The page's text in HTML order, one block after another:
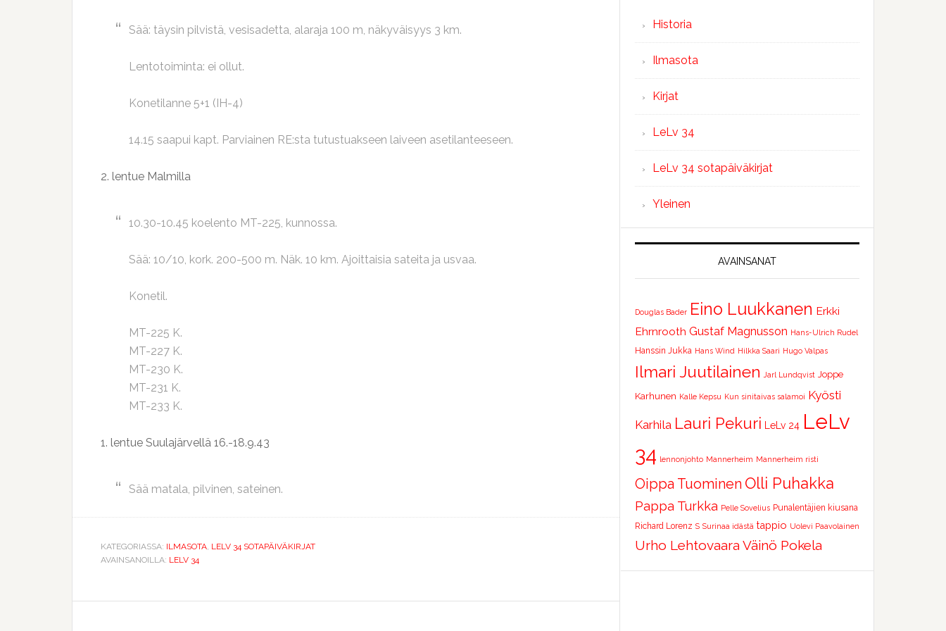
Sää: täysin pilvistä, vesisadetta, alaraja 100 m, näkyväisyys 3 km.
Lentotoiminta: ei ollut.
Konetilanne 5+1 (IH-4)
14.15 saapui kapt. Parviainen RE:sta tutustuakseen laiveen asetilanteeseen.
2. lentue Malmilla
10.30-10.45 koelento MT-225, kunnossa.
Sää: 10/10, kork. 200-500 m. Näk. 10 km. Ajoittaisia sateita ja usvaa.
Konetil.
MT-225 K.
MT-227 K.
MT-230 K.
MT-231 K.
MT-233 K.
1. lentue Suulajärvellä 16.-18.9.43
Sää matala, pilvinen, sateinen.
KATEGORIASSA: ILMASOTA, LELV 34 SOTAPÄIVÄKIRJAT
AVAINSANOILLA: LELV 34
Historia
Ilmasota
Kirjat
LeLv 34
LeLv 34 sotapäiväkirjat
Yleinen
AVAINSANAT
Douglas Bader Eino Luukkanen Erkki
Ehrnrooth Gustaf Magnusson Hans-Ulrich Rudel
Hanssin Jukka Hans Wind Hilkka Saari Hugo Valpas
Ilmari Juutilainen Jarl Lundqvist Joppe
Karhunen Kalle Kepsu Kun sinitaivas salamoi Kyösti
Karhila Lauri Pekuri LeLv 24 LeLv
34 lennonjohto Mannerheim Mannerheim risti
Oippa Tuominen Olli Puhakka
Pappa Turkka Pelle Sovelius Punalentäjien kiusana
Richard Lorenz S Surinaa idästä tappio Uolevi Paavolainen
Urho Lehtovaara Väinö Pokela